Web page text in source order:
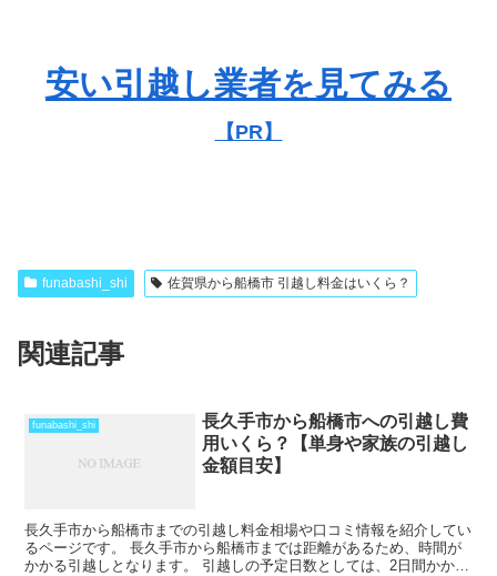
安い引越し業者を見てみる
【PR】
funabashi_shi 佐賀県から船橋市 引越し料金はいくら？
関連記事
funabashi_shi
長久手市から船橋市への引越し費
用いくら？【単身や家族の引越し
金額目安】
長久手市から船橋市までの引越し料金相場や口コミ情報を紹介してい
るページです。 長久手市から船橋市までは距離があるため、時間が
かかる引越しとなります。 引越しの予定日数としては、2日間かかる